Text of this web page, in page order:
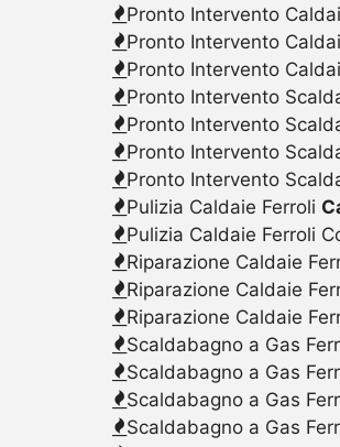
Pronto Intervento
Pronto Intervento
Pronto Intervento
Pronto Intervento
Pronto Intervento
Pronto Intervento
Pronto Intervento
Pulizia Caldaie Ferroli
Pulizia Caldaie Ferroli
Riparazione Caldaie
Riparazione Caldaie
Riparazione Caldaie
Scaldabagno a Gas
Scaldabagno a Gas
Scaldabagno a Gas
Scaldabagno a Gas